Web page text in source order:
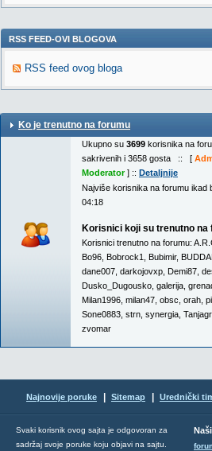
RSS FEED-OVI BLOGOVA
RSS feed ovog bloga
Ko je trenutno na forumu
Ukupno su 3699 korisnika na
sakrivenih i 3658 gosta :: [
Moderator] :: Detaljnije
Najviše korisnika na forumu ikad
04:18
Korisnici koji su trenutno na
Korisnici trenutno na forumu:
Bo96 Bobrock1 Bubimir,
dane007 darkojovxp Demi87
Dusko_Dugousko galerija
Milan1996 milan47 obsc orah
Sone0883 strn synergia
zvomar
Najnovije poruke Sitemap Urednički
Svaki korisnik ovog sajta je odgovoran za
sadržaj svoje poruke koju objavi na sajtu.